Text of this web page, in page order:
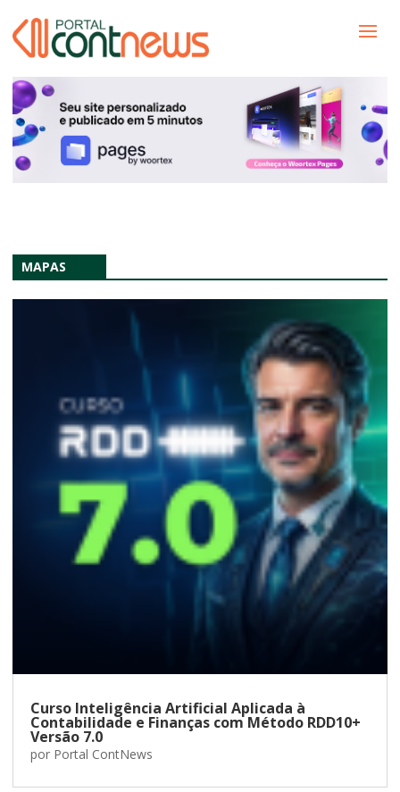
MAPAS
Curso Inteligência Artificial Aplicada à
Contabilidade e Finanças com Método RDD10+
Versão 7.0
por Portal ContNews